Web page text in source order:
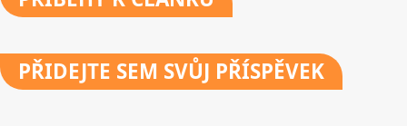
PŘIDEJTE SEM SVŮJ PŘÍSPĚVEK